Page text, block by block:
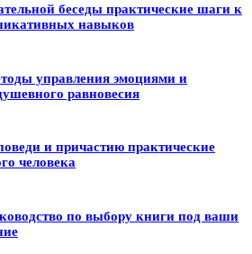
беседы практические шаги к
навыков
управления эмоциями и
равновесия
и причастию практические
человека
по выбору книги под ваши